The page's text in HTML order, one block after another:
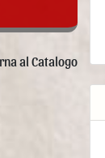
al Catalogo